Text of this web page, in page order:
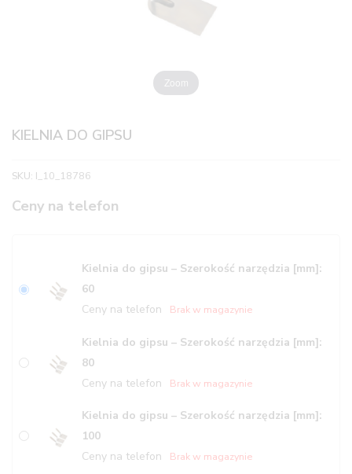
Zoom
KIELNIA DO GIPSU
SKU: I_10_18786
Ceny na telefon
Kielnia do gipsu – Szerokość narzędzia [mm]:
60
Ceny na telefon
Brak w magazynie
Kielnia do gipsu – Szerokość narzędzia [mm]:
80
Ceny na telefon
Brak w magazynie
Kielnia do gipsu – Szerokość narzędzia [mm]:
100
Ceny na telefon
Brak w magazynie